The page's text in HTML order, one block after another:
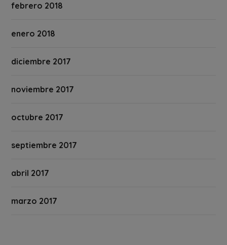
febrero 2018
enero 2018
diciembre 2017
noviembre 2017
octubre 2017
septiembre 2017
abril 2017
marzo 2017